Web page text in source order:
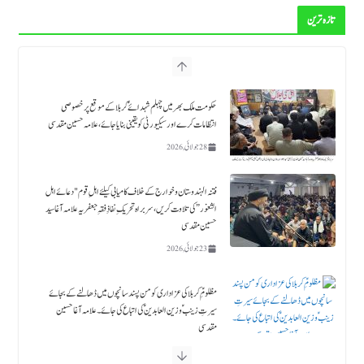
تازہ ترین
فتنہ الہندوستان و خوارج کے خلاف کامیابی کیلئے اہلِ قوم "دعائے اہل
الثغور” کی تلاوت کریں، سربراہ تحریکِ نفاذِ فقہِ جعفریہ علامہ آغا سید
حسین مقدسی
مظلومِؑ کربلا کی عزاداری کو من پسند سانچوں میں ڈھالنے کے بجائے
سیرتِ زینبؑ و زین العابدینؑ کی اتباع کی جائے۔ علامہ آغا حسین
مقدسی
حلیف القرآن حضرت زید بن علي ابن الحسین ؑ ۔قائد ملت جعفریہ آغا سید حامد علی شاہ موسوی
18 جولائی, 2026